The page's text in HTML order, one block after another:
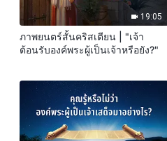
19:05
ภาพยนตร์สั้นคริสเตียน | "เจ้า
ต้อนรับองค์พระผู้เป็นเจ้าหรือยัง?"